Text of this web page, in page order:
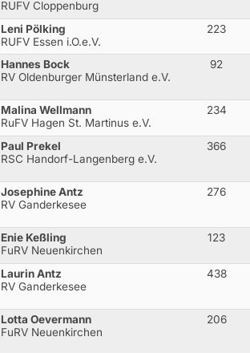
RUFV Cloppenburg
Leni Pölking
RUFV Essen i.O.e.V.
223
Hannes Bock
RV Oldenburger Münsterland e.V.
92
Malina Wellmann
RuFV Hagen St. Martinus e.V.
234
Paul Prekel
RSC Handorf-Langenberg e.V.
366
Josephine Antz
RV Ganderkesee
276
Enie Keßling
FuRV Neuenkirchen
123
Laurin Antz
RV Ganderkesee
438
Lotta Oevermann
FuRV Neuenkirchen
206